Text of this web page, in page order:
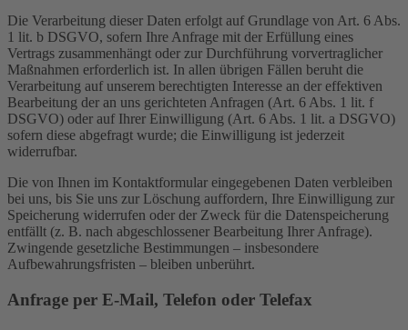
Die Verarbeitung dieser Daten erfolgt auf Grundlage von Art. 6 Abs.
1 lit. b DSGVO, sofern Ihre Anfrage mit der Erfüllung eines
Vertrags zusammenhängt oder zur Durchführung vorvertraglicher
Maßnahmen erforderlich ist. In allen übrigen Fällen beruht die
Verarbeitung auf unserem berechtigten Interesse an der effektiven
Bearbeitung der an uns gerichteten Anfragen (Art. 6 Abs. 1 lit. f
DSGVO) oder auf Ihrer Einwilligung (Art. 6 Abs. 1 lit. a DSGVO)
sofern diese abgefragt wurde; die Einwilligung ist jederzeit
widerrufbar.
Die von Ihnen im Kontaktformular eingegebenen Daten verbleiben
bei uns, bis Sie uns zur Löschung auffordern, Ihre Einwilligung zur
Speicherung widerrufen oder der Zweck für die Datenspeicherung
entfällt (z. B. nach abgeschlossener Bearbeitung Ihrer Anfrage).
Zwingende gesetzliche Bestimmungen – insbesondere
Aufbewahrungsfristen – bleiben unberührt.
Anfrage per E-Mail, Telefon oder Telefax